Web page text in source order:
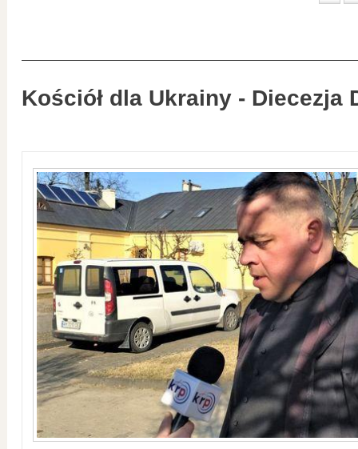
Kościół dla Ukrainy - Diecezja